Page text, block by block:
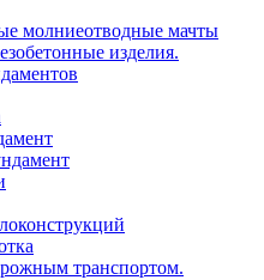
молниеотводные мачты
изделия.
транспортом.